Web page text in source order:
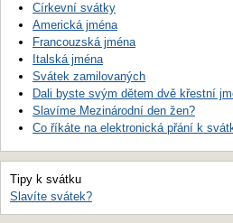
Církevní svátky
Americká jména
Francouzská jména
Italská jména
Svátek zamilovaných
Dali byste svým dětem dvě křestní
Slavíme Mezinárodní den žen?
Co říkáte na elektronická přání k
Tipy k svátku
Slavíte svátek?